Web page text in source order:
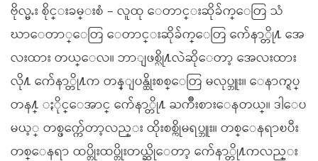
ဗိုလ္မႉး စိုင္းခမ္းစံ – လူထု ေတာင္းဆိုခ်က္ေတြ သံ
ဃာေတာ္ေတြ ေတာင္းဆိုခ်က္ေတြ က်ေနာ္တို႔ အေ
လးထား တယ္ေလ။ ဘာျဖစ္လို႔လဲဆိုေတာ့ အေလးထား
လို႔ က်ေနာ္တို႔က တန္ျပန္ထိုးစစ္ေတြ မလုပ္ဘူး။ ေနာက္ရပ္
တန႔္ ႏိုင္ေအာင္ က်ေနာ္တို႔ ႀကိဳးစားေနတယ္။ ဒါေပ
မယ့္ တစ္ဖက္က်ေတာ့လည္း ထိုးစစ္ကိုမရပ္ဘူး။ တစ္ေနရာၿပီး
တစ္ေနရာ ထပ္တိုးထပ္တိုးတယ္ဆိုေတာ့ က်ေနာ္တို႔ကလည္း